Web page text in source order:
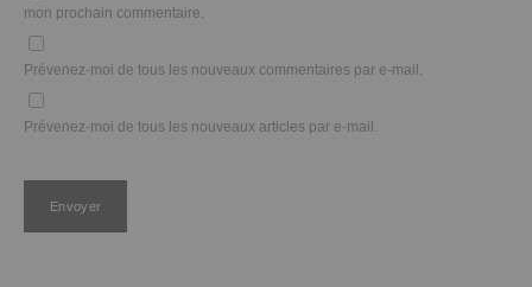
mon prochain commentaire.
Prévenez-moi de tous les nouveaux commentaires par e-mail.
Prévenez-moi de tous les nouveaux articles par e-mail.